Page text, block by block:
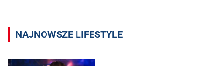
NAJNOWSZE LIFESTYLE